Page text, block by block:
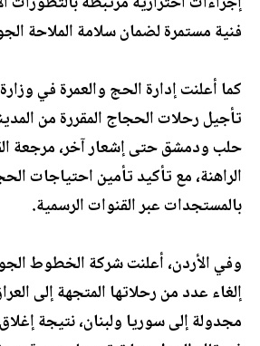
فنية مستمرة لضمان سلامة الملاحة
كما أعلنت إدارة الحج والعمرة في
تأجيل رحلات الحجاج المقررة من
حلب ودمشق حتى إشعار آخر، مرجعة
الراهنة، مع تأكيد تأمين احتياجات
بالمستجدات عبر القنوات الرسمية.
وفي الأردن، أعلنت شركة الخطوط
إلغاء عدد من رحلاتها المتجهة إلى
مجدولة إلى سوريا ولبنان، نتيجة